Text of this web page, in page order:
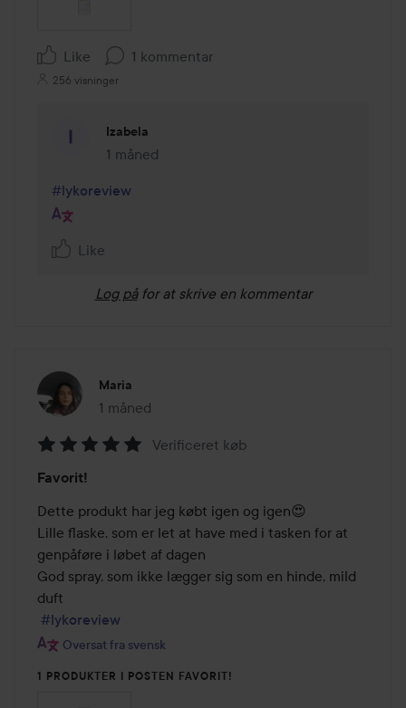
Like 1 kommentar
256 visninger
Izabela
1 måned
Kommentaren lades 1 måned
#lykoreview
Like
Log på for at skrive en kommentar
Maria
1 måned
Posten blev oprettet 1 måned
5
ud
af
5
Verificeret køb
Favorit!
Dette produkt har jeg købt igen og igen😍
Lille flaske, som er let at have med i tasken for at
genpåføre i løbet af dagen
God spray, som ikke lægger sig som en hinde, mild
duft
#lykoreview
Oversat fra svensk
1 PRODUKTER I POSTEN FAVORIT!